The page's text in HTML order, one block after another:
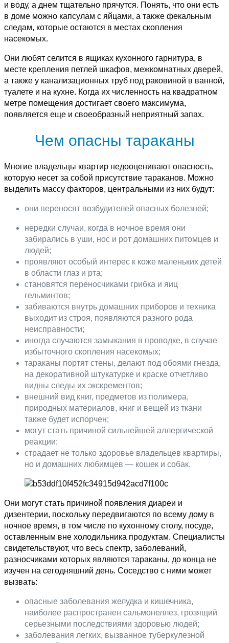
и воду, а днем тщательно прячутся. Понять, что они есть
в доме можно капсулам с яйцами, а также фекальным
следам, которые остаются в местах скопления
насекомых.
Они любят селится в ящиках кухонного гарнитура, в
месте крепления петлей шкафов, межкомнатных дверей,
а также у канализационных труб под раковиной в ванной,
туалете и на кухне. Когда их численность на квадратном
метре помещения достигает своего максимума,
появляется еще и своеобразный неприятный запах.
Чем опасны тараканы
Многие владельцы квартир недооценивают опасность,
которую несет за собой присутствие тараканов. Можно
выделить массу факторов, центральными из них будут:
они переносят возбудителей опасных болезней;
нередки случаи, когда в ночное время они
забирались в уши, нос и рот домашних питомцев и
людей;
проявляют особый интерес к коже маленьких детей
в области глаз и рта;
становятся переносчиками грибка и яиц
гельминтов;
забиваются внутрь домашних приборов и техника
выходит из строя, появляются разного рода
неисправности;
иногда случаются замыкания в проводке, в случае
избыточного скопления насекомых;
тараканы портят стены, делают под обоями гнезда,
на декоративной штукатурке и краске отчетливо
видны следы их экскрементов;
внешний вид книг, предметов из полимера,
природных материалов, книг и вещей из ткани
также будет испорчен;
могут стать причиной сильнейшей аллергической
реакции;
страдает не только здоровье владельцев квартиры,
но и домашних любимцев — кошек и собак.
Они могут стать причиной появления диареи и
дизентерии, поскольку передвигаются по всему дому в
ночное время, в том числе по кухонному столу, посуде,
оставленным вне холодильника продуктам. Специалисты
свидетельствуют, что весь спектр, заболеваний,
разносчиками которых являются тараканы, до конца не
изучен на сегодняшний день. Соседство с ними может
вызвать:
опасные заболевания желудка и кишечника,
наиболее распространен сальмонеллез, грозящий
серьезными последствиями здоровью людей;
заболевания легких, вызванное туберкулезной